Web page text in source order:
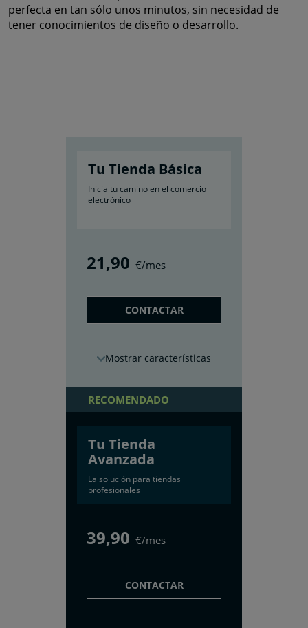
perfecta en tan sólo unos minutos, sin necesidad de
tener conocimientos de diseño o desarrollo.
Tu Tienda Básica
Inicia tu camino en el comercio
electrónico
21,90 €/mes
CONTACTAR
características
RECOMENDADO
Tu Tienda
Avanzada
La solución para tiendas
profesionales
39,90 €/mes
CONTACTAR